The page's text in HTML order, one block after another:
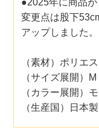
●2025年に商品
変更点は股下
アップしました。
（素材）ポリエ
（サイズ展開）
（カラー展開）
（生産国）日本製